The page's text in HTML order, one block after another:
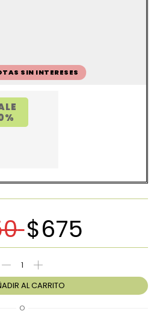
SIN INTERESES
$675
AL CARRITO
O